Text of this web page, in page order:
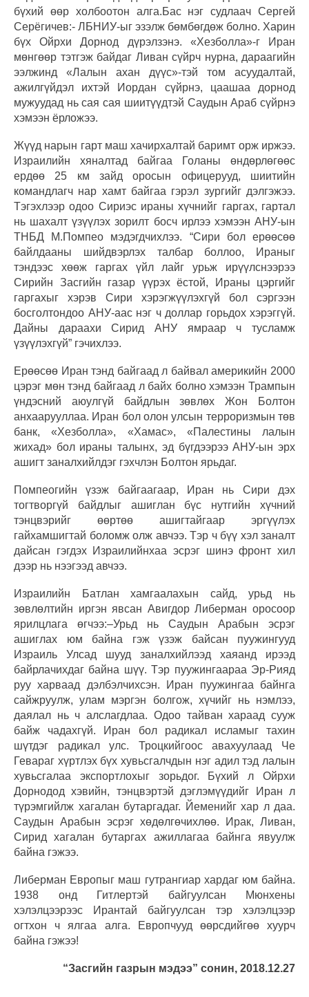
бүхий өөр холбоотон алга.Бас нэг судлаач Сергей
Серёгичев:- ЛБНИУ-ыг эзэлж бөмбөгдөж болно. Харин
бүх Ойрхи Дорнод дүрэлзэнэ. «Хезболла»-г Иран
мөнгөөр тэтгэж байдаг Ливан сүйрч нурна, дараагийн
ээлжинд «Лалын ахан дүүс»-тэй том асуудалтай,
ажилгүйдэл ихтэй Иордан сүйрнэ, цаашаа дорнод
мужуудад нь сая сая шиитүүдтэй Саудын Араб сүйрнэ
хэмээн ёрложээ.
Жүүд нарын гарт маш хачирхалтай баримт орж иржээ.
Израилийн хяналтад байгаа Голаны өндөрлөгөөс
ердөө 25 км зайд оросын офицерууд, шиитийн
командлагч нар хамт байгаа гэрэл зургийг дэлгэжээ.
Тэгэхлээр одоо Сириэс ираны хүчнийг гаргах, гартал
нь шахалт үзүүлэх зорилт босч ирлээ хэмээн АНУ-ын
ТНБД М.Помпео мэдэгдчихлээ. “Сири бол ерөөсөө
байлдааны шийдвэрлэх талбар боллоо, Ираныг
тэндээс хөөж гаргах үйл лайг урьж ирүүлснээрээ
Сирийн Засгийн газар үүрэх ёстой, Ираны цэргийг
гаргахыг хэрэв Сири хэрэгжүүлэхгүй бол сэргээн
босголтондоо АНУ-аас нэг ч доллар горьдох хэрэггүй.
Дайны дараахи Сирид АНУ ямраар ч тусламж
үзүүлэхгүй” гэчихлээ.
Ерөөсөө Иран тэнд байгаад л байвал америкийн 2000
цэрэг мөн тэнд байгаад л байх болно хэмээн Трампын
үндэсний аюулгүй байдлын зөвлөх Жон Болтон
анхаарууллаа. Иран бол олон улсын терроризмын төв
банк, «Хезболла», «Хамас», «Палестины лалын
жихад» бол ираны талынх, эд бүгдээрээ АНУ-ын эрх
ашигт заналхийлдэг гэхчлэн Болтон ярьдаг.
Помпеогийн үзэж байгаагаар, Иран нь Сири дэх
тогтворгүй байдлыг ашиглан бүс нутгийн хүчний
тэнцвэрийг өөртөө ашигтайгаар эргүүлэх
гайхамшигтай боломж олж авчээ. Тэр ч бүү хэл заналт
дайсан гэгдэх Израилийнхаа эсрэг шинэ фронт хил
дээр нь нээгээд авчээ.
Израилийн Батлан хамгаалахын сайд, урьд нь
зөвлөлтийн иргэн явсан Авигдор Либерман оросоор
ярилцлага өгчээ:–Урьд нь Саудын Арабын эсрэг
ашиглах юм байна гэж үзэж байсан пуужингууд
Израиль Улсад шууд заналхийлээд хаяанд ирээд
байрлачихдаг байна шүү. Тэр пуужингаараа Эр-Рияд
руу харваад дэлбэлчихсэн. Иран пуужингаа байнга
сайжруулж, улам мэргэн болгож, хүчийг нь нэмлээ,
даялал нь ч алслагдлаа. Одоо тайван хараад сууж
байж чадахгүй. Иран бол радикал исламыг тахин
шүтдэг радикал улс. Троцкийгоос авахуулаад Че
Гевараг хүртлэх бүх хувьсгалчдын нэг адил тэд лалын
хувьсгалаа экспортлохыг зорьдог. Бүхий л Ойрхи
Дорнодод хэвийн, тэнцвэртэй дэглэмүүдийг Иран л
түрэмгийлж хагалан бутаргадаг. Йеменийг хар л даа.
Саудын Арабын эсрэг хөдөлгөчихлөө. Ирак, Ливан,
Сирид хагалан бутаргах ажиллагаа байнга явуулж
байна гэжээ.
Либерман Европыг маш гутрангиар хардаг юм байна.
1938 онд Гитлертэй байгуулсан Мюнхены
хэлэлцээрээс Ирантай байгуулсан тэр хэлэлцээр
огтхон ч ялгаа алга. Европчууд өөрсдийгөө хуурч
байна гэжээ!
“Засгийн газрын мэдээ” cонин, 2018.12.27